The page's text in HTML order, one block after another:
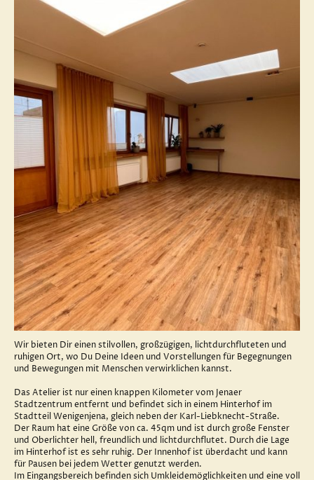
Wir bieten Dir einen stilvollen, großzügigen, lichtdurchfluteten und
ruhigen Ort, wo Du Deine Ideen und Vorstellungen für Begegnungen
und Bewegungen mit Menschen verwirklichen kannst.
Das Atelier ist nur einen knappen Kilometer vom Jenaer
Stadtzentrum entfernt und befindet sich in einem Hinterhof im
Stadtteil Wenigenjena, gleich neben der Karl-Liebknecht-Straße.
Der Raum hat eine Größe von ca. 45qm und ist durch große Fenster
und Oberlichter hell, freundlich und lichtdurchflutet. Durch die Lage
im Hinterhof ist es sehr ruhig. Der Innenhof ist überdacht und kann
für Pausen bei jedem Wetter genutzt werden.
Im Eingangsbereich befinden sich Umkleidemöglichkeiten und eine voll